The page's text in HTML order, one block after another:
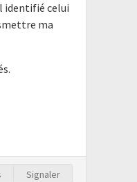
identifié celui
ma
Signaler